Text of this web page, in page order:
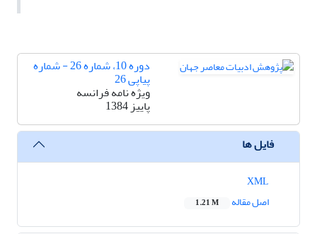
دوره 10، شماره 26 - شماره
پیاپی 26
ویژه نامه فرانسه
پاییز 1384
فایل ها
اصل مقاله
1.21 M